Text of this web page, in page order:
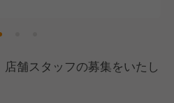
舗スタッフの募集をいたし